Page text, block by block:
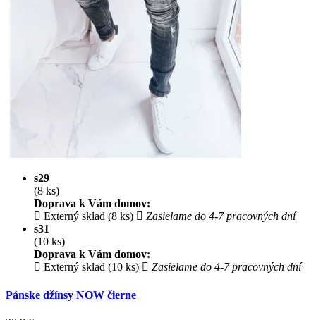
s29
(8 ks)
Doprava k Vám domov:
Externý sklad (8 ks)
Zasielame do 4-7 pracovných dní
s31
(10 ks)
Doprava k Vám domov:
Externý sklad (10 ks)
Zasielame do 4-7 pracovných dní
Pánske džínsy NOW čierne